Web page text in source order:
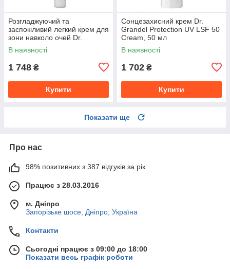
Розгладжуючий та
заспокіливий легкий крем для
зони навколо очей Dr.
Grandel Sensicode Eye
Cream, 20 мл
В наявності
1 748 ₴
Купити
Сонцезахисний крем Dr.
Grandel Protection UV LSF 50
Cream, 50 мл
В наявності
1 702 ₴
Купити
Показати ще
Про нас
98% позитивних з 387 відгуків за рік
Працює з 28.03.2016
м. Дніпро
Запорізьке шосе, Дніпро, Україна
Контакти
Сьогодні працює з 09:00 до 18:00
Показати весь графік роботи